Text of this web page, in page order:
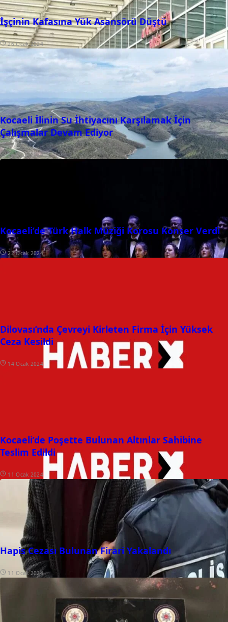
İşçinin Kafasına Yük Asansörü Düştü
26 Ocak 2024
Kocaeli İlinin Su İhtiyacını Karşılamak İçin
Çalışmalar Devam Ediyor
26 Ocak 2024
Kocaeli’de Türk Halk Müziği Korosu Konser Verdi
22 Ocak 2024
Dilovası’nda Çevreyi Kirleten Firma İçin Yüksek
Ceza Kesildi
14 Ocak 2024
Kocaeli’de Poşette Bulunan Altınlar Sahibine
Teslim Edildi
11 Ocak 2024
Hapis Cezası Bulunan Firari Yakalandı
11 Ocak 2024